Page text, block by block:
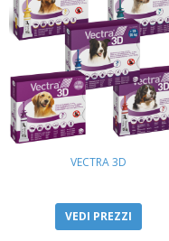
VECTRA 3D
VEDI PREZZI